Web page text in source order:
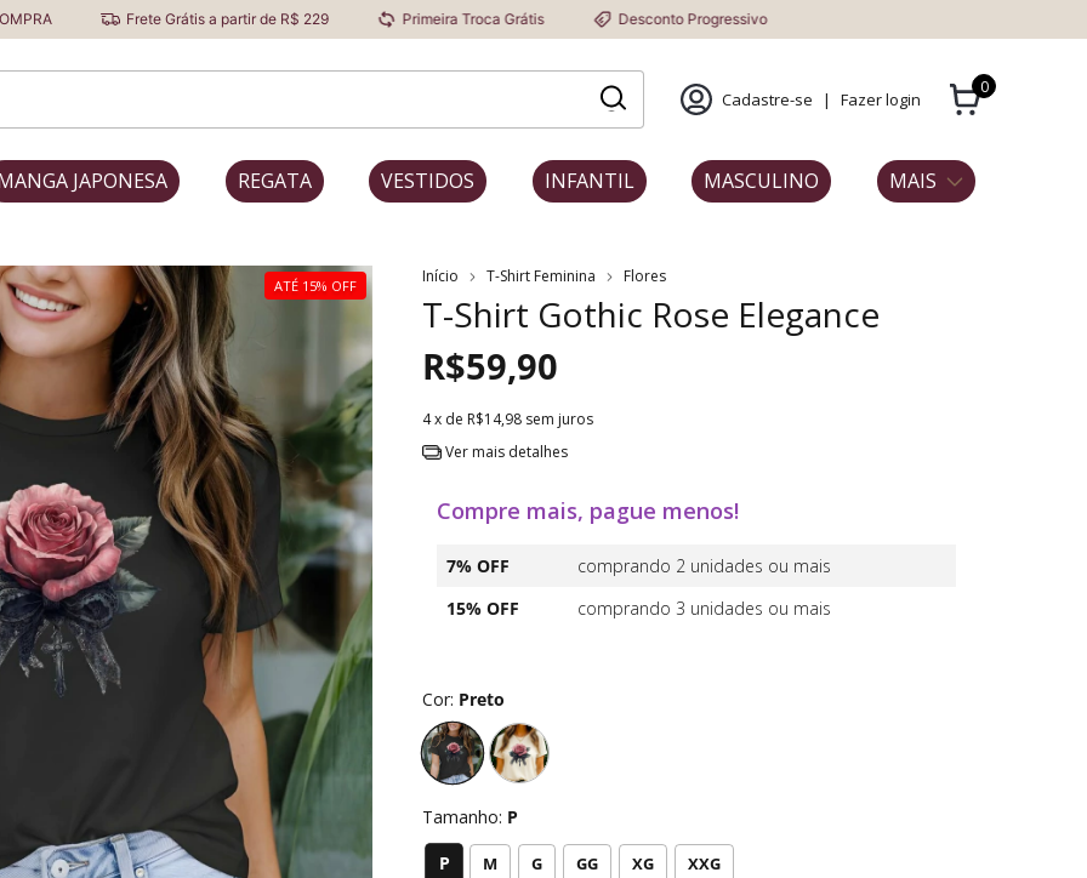
Frete Grátis a partir de R$ 229 Primeira Troca Grátis Desconto Progressivo
Cadastre-se | Fazer login
0
JAPONESA REGATA VESTIDOS INFANTIL MASCULINO MAIS
ATÉ 15% OFF Início T-Shirt Feminina Flores
T-Shirt Gothic Rose Elegance
R$59,90
4x de R$14,98 sem juros
Ver mais detalhes
Compre mais, pague menos!
7% OFF
comprando 2 unidades ou mais
15% OFF
comprando 3 unidades ou mais
Cor: Preto
Tamanho: P
P M G GG XG XXG